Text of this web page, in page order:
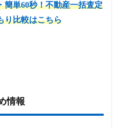
簡単60秒！不動産一括査定
り比較はこちら
情報